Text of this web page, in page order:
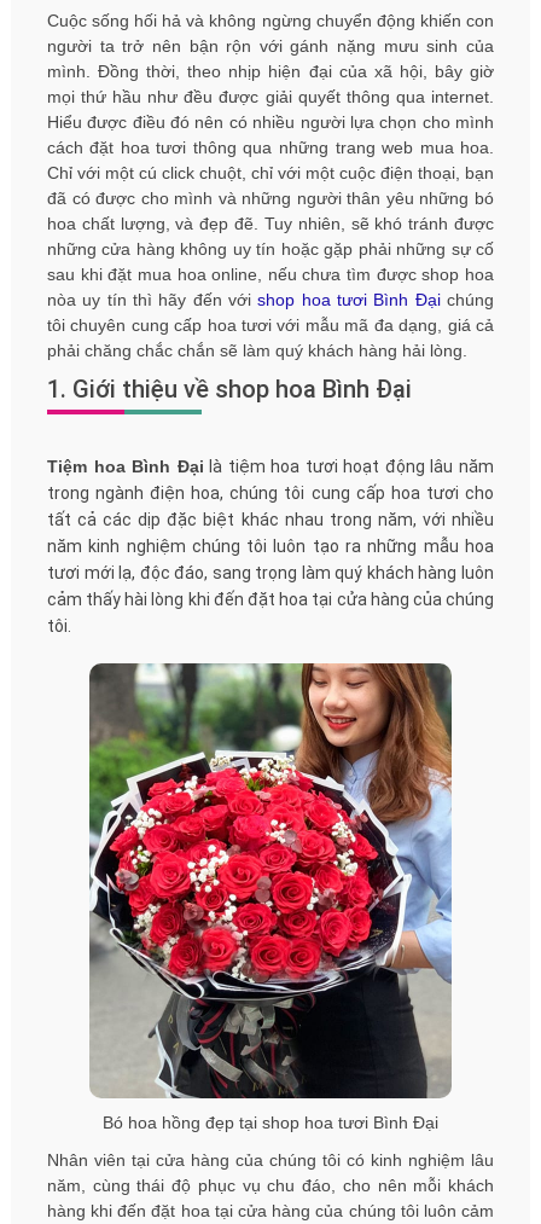
Cuộc sống hối hả và không ngừng chuyển động khiến con
người ta trở nên bận rộn với gánh nặng mưu sinh của
mình. Đồng thời, theo nhịp hiện đại của xã hội, bây giờ
mọi thứ hầu như đều được giải quyết thông qua internet.
Hiểu được điều đó nên có nhiều người lựa chọn cho mình
cách đặt hoa tươi thông qua những trang web mua hoa.
Chỉ với một cú click chuột, chỉ với một cuộc điện thoại, bạn
đã có được cho mình và những người thân yêu những bó
hoa chất lượng, và đẹp đẽ. Tuy nhiên, sẽ khó tránh được
những cửa hàng không uy tín hoặc gặp phải những sự cố
sau khi đặt mua hoa online, nếu chưa tìm được shop hoa
nòa uy tín thì hãy đến vớishop hoa tươi Bình Đại chúng
tôi chuyên cung cấp hoa tươi với mẫu mã đa dạng, giá cả
phải chăng chắc chắn sẽ làm quý khách hàng hải lòng.
1. Giới thiệu về shop hoa Bình Đại
Tiệm hoa Bình Đại là tiệm hoa tươi hoạt động lâu năm
trong ngành điện hoa, chúng tôi cung cấp hoa tươi cho
tất cả các dịp đặc biệt khác nhau trong năm, với nhiều
năm kinh nghiệm chúng tôi luôn tạo ra những mẫu hoa
tươi mới lạ, độc đáo, sang trọng làm quý khách hàng luôn
cảm thấy hài lòng khi đến đặt hoa tại cửa hàng của chúng
tôi.
Bó hoa hồng đẹp tại shop hoa tươi Bình Đại
Nhân viên tại cửa hàng của chúng tôi có kinh nghiệm lâu
năm, cùng thái độ phục vụ chu đáo, cho nên mỗi khách
hàng khi đến đặt hoa tại cửa hàng của chúng tôi luôn cảm